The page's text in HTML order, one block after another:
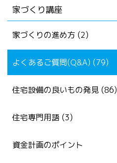
家づくり講座
家づくりの進め方 (2)
よくあるご質問(Q&A) (79)
住宅設備の良いもの発見 (86)
住宅専門用語 (3)
資金計画のポイント